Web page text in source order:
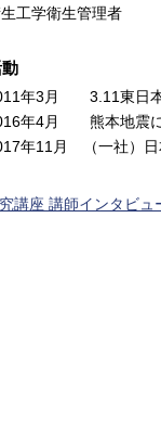
工学衛生管理者
年3月 3.11東日本
年4月 熊本地震に
年11月 （一社）日
講座 講師インタビュ